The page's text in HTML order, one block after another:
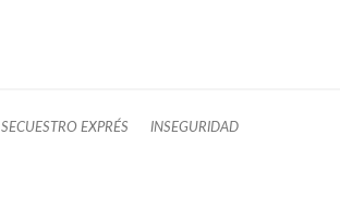
SECUESTRO EXPRÉS INSEGURIDAD